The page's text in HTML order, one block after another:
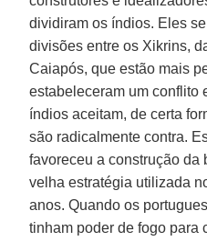
dividiram os índios. Eles
divisões entre os Xikrins,
Caiapós, que estão mais
estabeleceram um conflito
índios aceitam, de certa
são radicalmente contra.
favoreceu a construção da
velha estratégia utilizada
anos. Quando os
tinham poder de fogo para